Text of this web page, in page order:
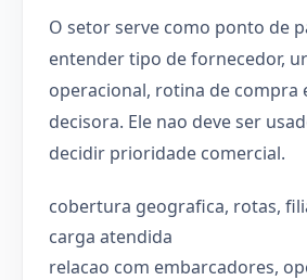
O setor serve como ponto de
entender tipo de fornecedor,
operacional, rotina de compra
decisora. Ele nao deve ser
decidir prioridade comercial.
cobertura geografica, rotas,
carga atendida
relacao com embarcadores,